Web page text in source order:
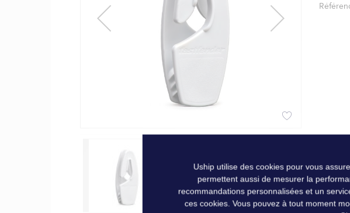
Uship utilise des cookies pour vous
permettent aussi de mesurer la
recommandations personnalisées et un
ces cookies. Vous pouvez à tout moment